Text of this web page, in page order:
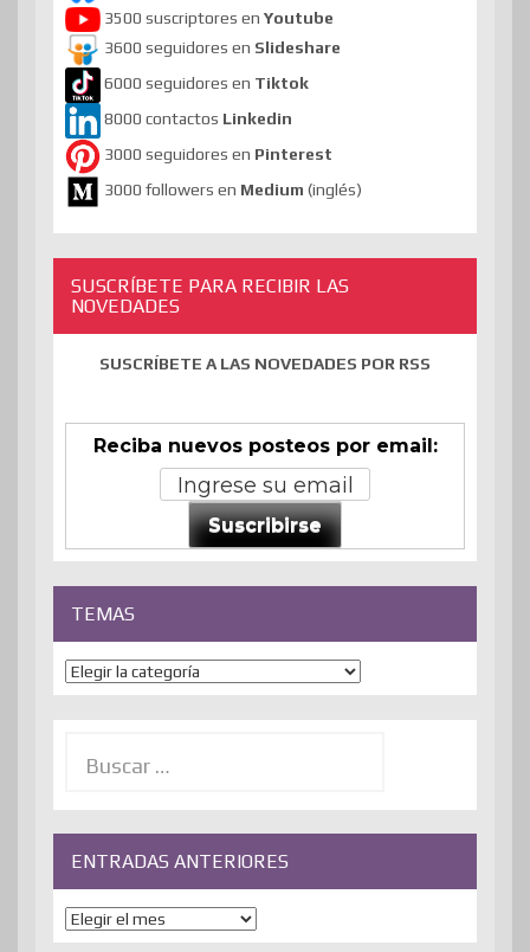
3500 suscriptores en Youtube
3600 seguidores en Slideshare
6000 seguidores en Tiktok
8000 contactos Linkedin
3000 seguidores en Pinterest
3000 followers en Medium (inglés)
SUSCRÍBETE PARA RECIBIR LAS
NOVEDADES
SUSCRÍBETE A LAS NOVEDADES POR RSS
Reciba nuevos posteos por email:
Suscribirse
TEMAS
Temas
ENTRADAS ANTERIORES
ENTRADAS
ANTERIORES